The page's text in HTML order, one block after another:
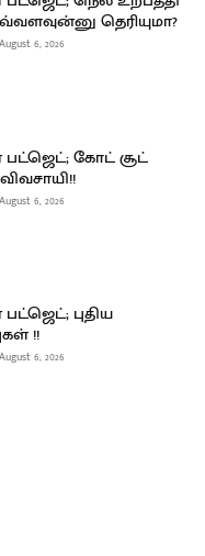
தெரியுமா?
August 6, 2026
கோட் சூட்
August 6, 2026
புதிய
!!
August 6, 2026